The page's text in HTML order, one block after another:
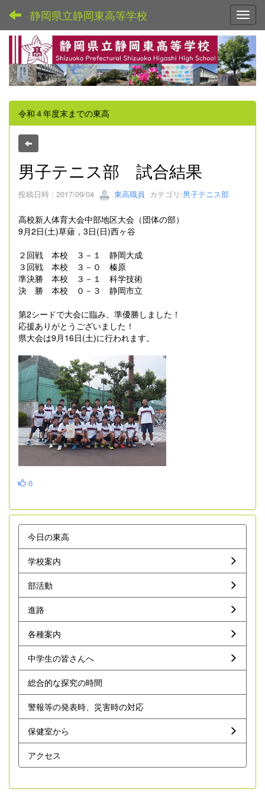
静岡県立静岡東高等学校
令和４年度末までの東高
男子テニス部 試合結果
投稿日時 : 2017/09/04 東高職員 カテゴリ:男子テニス部
高校新人体育大会中部地区大会（団体の部）
9月2日(土)草薙，3日(日)西ヶ谷
２回戦 本校 ３－１ 静岡大成
３回戦 本校 ３－０ 榛原
準決勝 本校 ３－１ 科学技術
決 勝 本校 ０－３ 静岡市立
第2シードで大会に臨み、準優勝しました！
応援ありがとうございました！
県大会は9月16日(土)に行われます。
0
今日の東高
学校案内
部活動
進路
各種案内
中学生の皆さんへ
総合的な探究の時間
警報等の発表時、災害時の対応
保健室から
アクセス